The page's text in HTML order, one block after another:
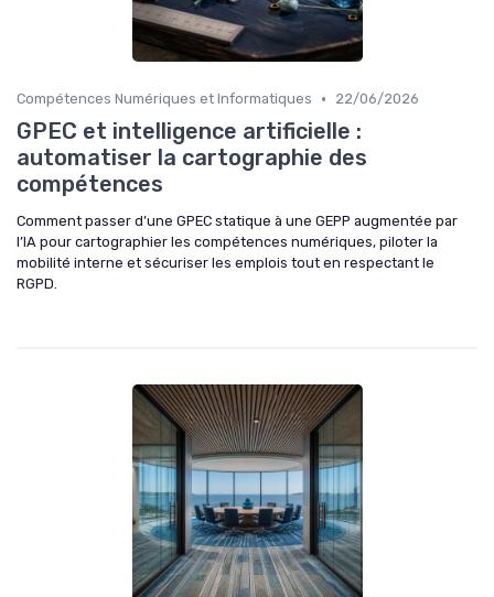
Compétences Numériques et Informatiques • 22/06/2026
GPEC et intelligence artificielle :
automatiser la cartographie des
compétences
Comment passer d’une GPEC statique à une GEPP augmentée par
l’IA pour cartographier les compétences numériques, piloter la
mobilité interne et sécuriser les emplois tout en respectant le
RGPD.